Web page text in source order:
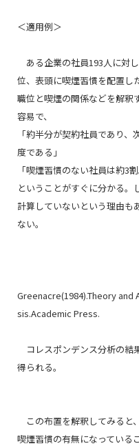
＜適用例＞
ある企業の社員193人に対
位、表頭に喫煙習慣を配置し
職位と喫煙の関係などを解釈
容易で、
「約半分が契約社員であり
度である」
「喫煙習慣のない社員は約3
ということがすぐに分かる
計算していないという理由も
ない。
Greenacre(1984).Theory
sis.Academic Press.
コレスポンデンス分析の結
得られる。
この布置を解釈してみると
喫煙習慣の有無になっている